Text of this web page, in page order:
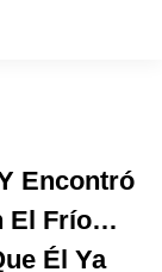
Encontró
El Frío…
Él Ya